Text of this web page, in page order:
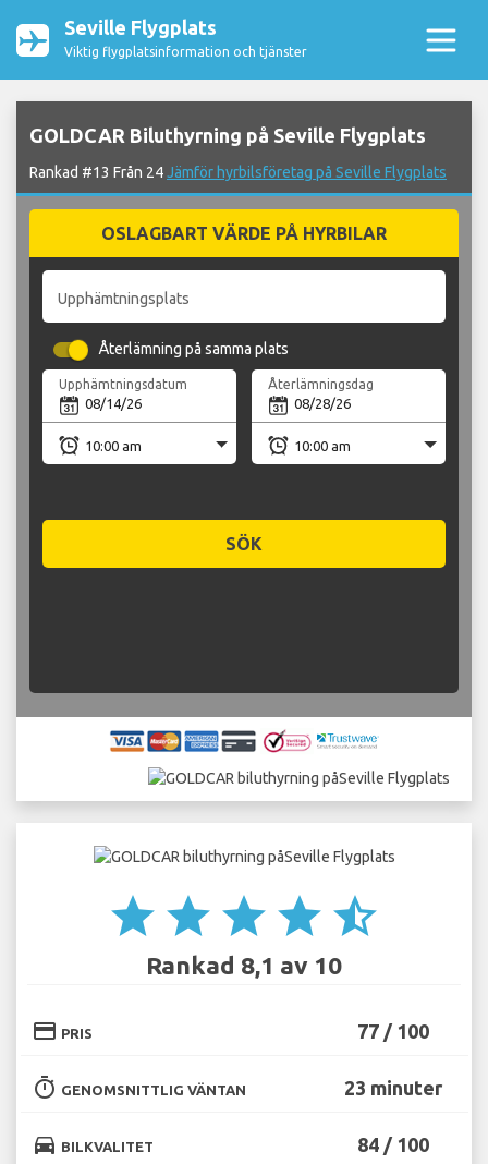
Seville Flygplats
Viktig flygplatsinformation och tjänster
GOLDCAR Biluthyrning på Seville Flygplats
Rankad #13 Från 24Jämför hyrbilsföretag på Seville Flygplats
OSLAGBART VÄRDE PÅ HYRBILAR
Upphämtningsplats
Återlämning på samma plats
Upphämtningsdatum Återlämningsdag
SÖK
star star star star star_half
Rankad 8,1 av 10
credit_card PRIS 77 / 100
timer GENOMSNITTLIG VÄNTAN 23 minuter
directions_car BILKVALITET 84 / 100